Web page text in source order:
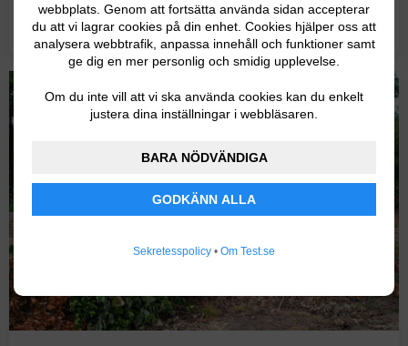
webbplats. Genom att fortsätta använda sidan accepterar
du att vi lagrar cookies på din enhet. Cookies hjälper oss att
analysera webbtrafik, anpassa innehåll och funktioner samt
ge dig en mer personlig och smidig upplevelse.
Om du inte vill att vi ska använda cookies kan du enkelt
justera dina inställningar i webbläsaren.
BARA NÖDVÄNDIGA
GODKÄNN ALLA
Sekretesspolicy • Om Test.se
Hitta ångtvätten som är bäst i test 2026